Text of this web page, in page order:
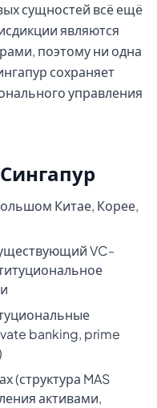
сущностей всё ещё
являются
поэтому ни одна
сохраняет
управления
Китае, Корее,
VC-
banking, prime
(структура MAS
активами,